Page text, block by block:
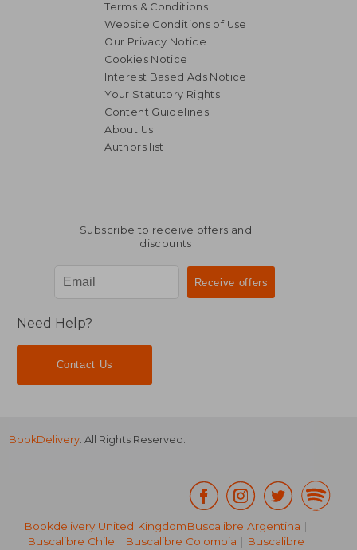
Terms & Conditions
Website Conditions of Use
Our Privacy Notice
Cookies Notice
Interest Based Ads Notice
Your Statutory Rights
Content Guidelines
About Us
Authors list
Subscribe to receive offers and
discounts
Need Help?
Contact Us
BookDelivery . All Rights Reserved.
Bookdelivery United KingdomBuscalibre Argentina |
Buscalibre Chile | Buscalibre Colombia | Buscalibre